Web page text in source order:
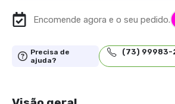
Encomende agora e o seu pedido.
Precisa de
ajuda?
(73) 99983-